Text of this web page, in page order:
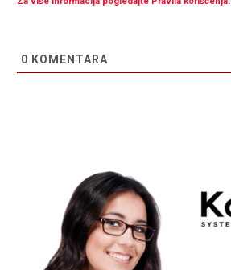
0 KOMENTARA